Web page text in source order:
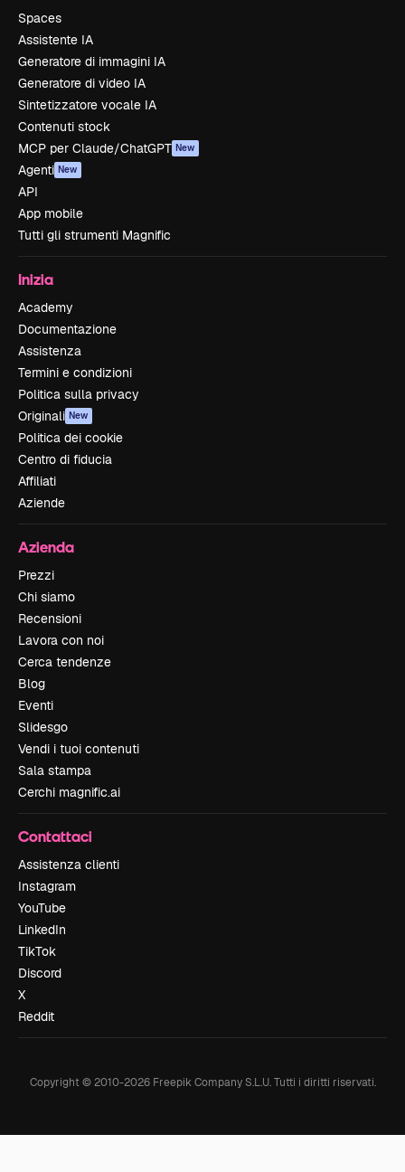
Spaces
Assistente IA
Generatore di immagini IA
Generatore di video IA
Sintetizzatore vocale IA
Contenuti stock
MCP per Claude/ChatGPT New
Agenti New
API
App mobile
Tutti gli strumenti Magnific
Inizia
Academy
Documentazione
Assistenza
Termini e condizioni
Politica sulla privacy
Originali New
Politica dei cookie
Centro di fiducia
Affiliati
Aziende
Azienda
Prezzi
Chi siamo
Recensioni
Lavora con noi
Cerca tendenze
Blog
Eventi
Slidesgo
Vendi i tuoi contenuti
Sala stampa
Cerchi magnific.ai
Contattaci
Assistenza clienti
Instagram
YouTube
LinkedIn
TikTok
Discord
X
Reddit
Copyright © 2010-2026Freepik Company S.L.U. Tutti i diritti riservati.